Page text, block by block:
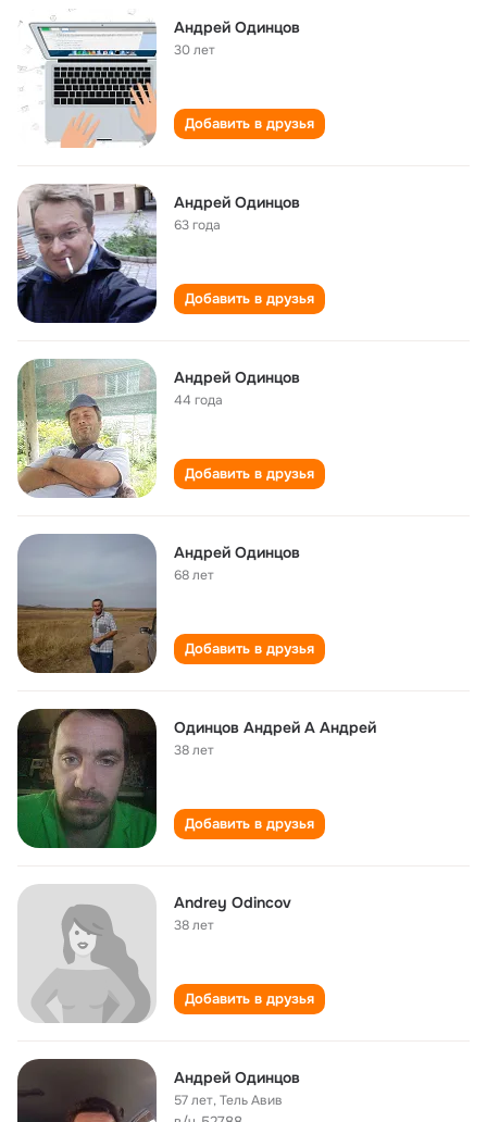
Андрей Одинцов
30 лет
Добавить в друзья
Андрей Одинцов
63 года
Добавить в друзья
Андрей Одинцов
44 года
Добавить в друзья
Андрей Одинцов
68 лет
Добавить в друзья
Одинцов Андрей А Андрей
38 лет
Добавить в друзья
Andrey Odincov
38 лет
Добавить в друзья
Андрей Одинцов
57 лет,Тель Авив